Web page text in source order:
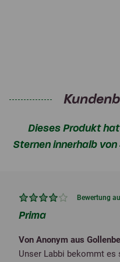
Dieses Produkt
Sternen innerhalb
Bewertung
Prima
Von Anonym aus
Unser Labbi bekommt es